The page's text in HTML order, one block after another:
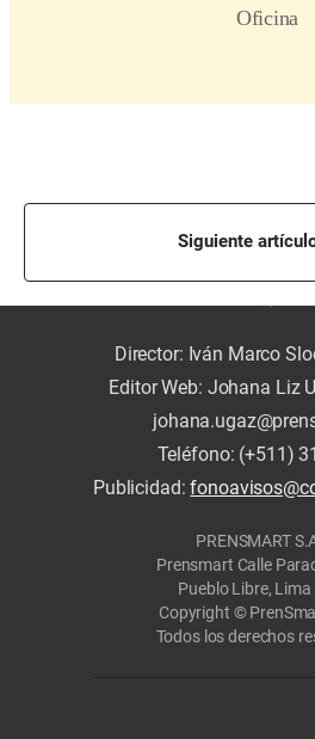
Siguiente
Director: Iván Marco
Editor Web: Johana Liz
Teléfono: (+511)
Publicidad:
PRENSMART
Prensmart Calle
Pueblo Libre, Lima
Copyright ©
Todos los derechos